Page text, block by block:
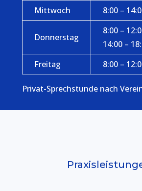
Mittwoch
8:00 –
Donnerstag
8:00 –
14:00 –
Freitag
8:00 –
Privat-Sprechstunde nach